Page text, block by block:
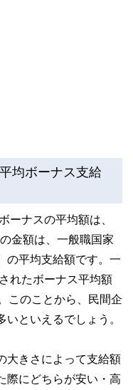
均ボーナス支給
ーナスの平均額は、
金額は、一般職国家
の平均支給額です。一
れたボーナス平均額
このことから、民間企
といえるでしょう。
大きさによって支給額
際にどちらが安い・高